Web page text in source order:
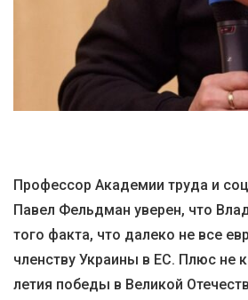
Профессор Академии труда и
Павел Фельдман уверен, что
того факта, что далеко не все
членству Украины в ЕС. Плюс не
летия победы в Великой